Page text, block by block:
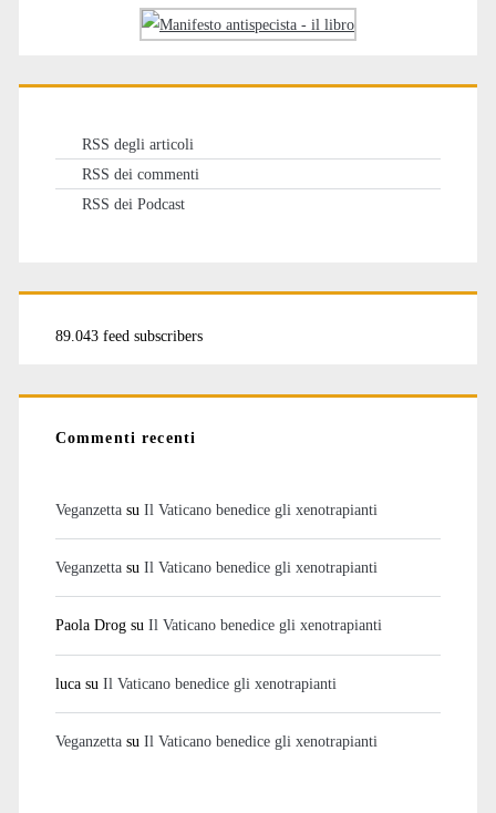
RSS degli articoli
RSS dei commenti
RSS dei Podcast
89.043 feed subscribers
Commenti recenti
Veganzettasu Il Vaticano benedice gli xenotrapianti
Veganzettasu Il Vaticano benedice gli xenotrapianti
Paola Drogsu Il Vaticano benedice gli xenotrapianti
lucasu Il Vaticano benedice gli xenotrapianti
Veganzettasu Il Vaticano benedice gli xenotrapianti